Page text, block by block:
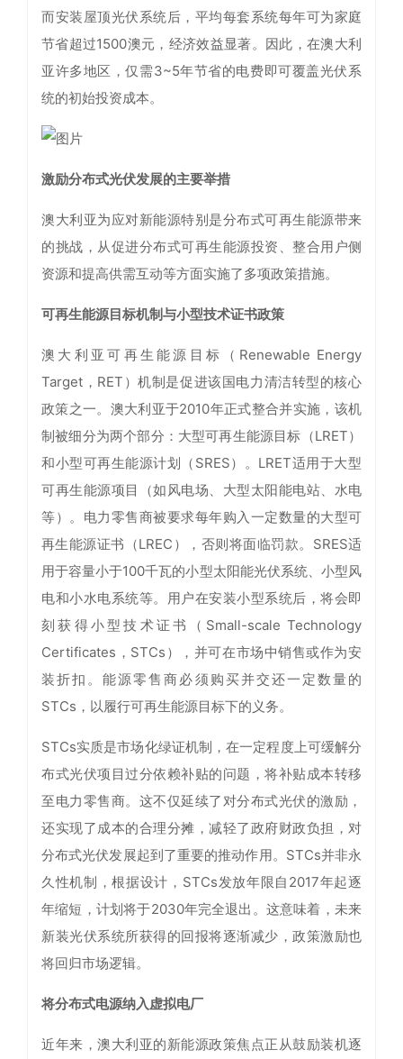
而安装屋顶光伏系统后，平均每套系统每年可为家庭
节省超过1500澳元，经济效益显著。因此，在澳大利
亚许多地区，仅需3~5年节省的电费即可覆盖光伏系
统的初始投资成本。
激励分布式光伏发展的主要举措
澳大利亚为应对新能源特别是分布式可再生能源带来
的挑战，从促进分布式可再生能源投资、整合用户侧
资源和提高供需互动等方面实施了多项政策措施。
可再生能源目标机制与小型技术证书政策
澳大利亚可再生能源目标（Renewable Energy
Target，RET）机制是促进该国电力清洁转型的核心
政策之一。澳大利亚于2010年正式整合并实施，该机
制被细分为两个部分：大型可再生能源目标（LRET）
和小型可再生能源计划（SRES）。LRET适用于大型
可再生能源项目（如风电场、大型太阳能电站、水电
等）。电力零售商被要求每年购入一定数量的大型可
再生能源证书（LREC），否则将面临罚款。SRES适
用于容量小于100千瓦的小型太阳能光伏系统、小型风
电和小水电系统等。用户在安装小型系统后，将会即
刻获得小型技术证书（Small-scale Technology
Certificates，STCs），并可在市场中销售或作为安
装折扣。能源零售商必须购买并交还一定数量的
STCs，以履行可再生能源目标下的义务。
STCs实质是市场化绿证机制，在一定程度上可缓解分
布式光伏项目过分依赖补贴的问题，将补贴成本转移
至电力零售商。这不仅延续了对分布式光伏的激励，
还实现了成本的合理分摊，减轻了政府财政负担，对
分布式光伏发展起到了重要的推动作用。STCs并非永
久性机制，根据设计，STCs发放年限自2017年起逐
年缩短，计划将于2030年完全退出。这意味着，未来
新装光伏系统所获得的回报将逐渐减少，政策激励也
将回归市场逻辑。
将分布式电源纳入虚拟电厂
近年来，澳大利亚的新能源政策焦点正从鼓励装机逐